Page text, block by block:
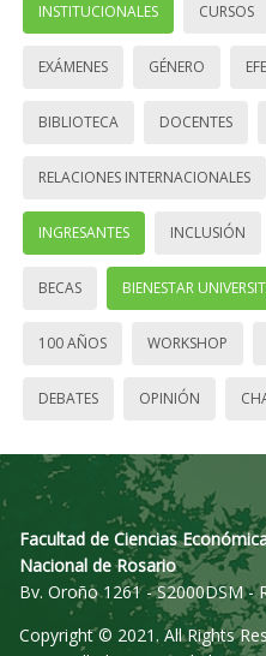
INSTITUCIONALES CURSOS
EXÁMENES GÉNERO
BIBLIOTECA DOCENTES
RELACIONES INTERNACIONALES
INGRESANTES INCLUSIÓN
BECAS BIENESTAR
100 AÑOS WORKSHOP
DEBATES OPINIÓN
Facultad de Ciencias
Nacional de Rosario
Bv. Oroño 1261 - S2000DSM -
Copyright © 2021. All Rights